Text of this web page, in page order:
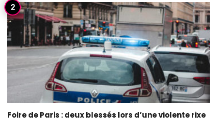
Foire de Paris : deux blessés lors d’une violente rixe